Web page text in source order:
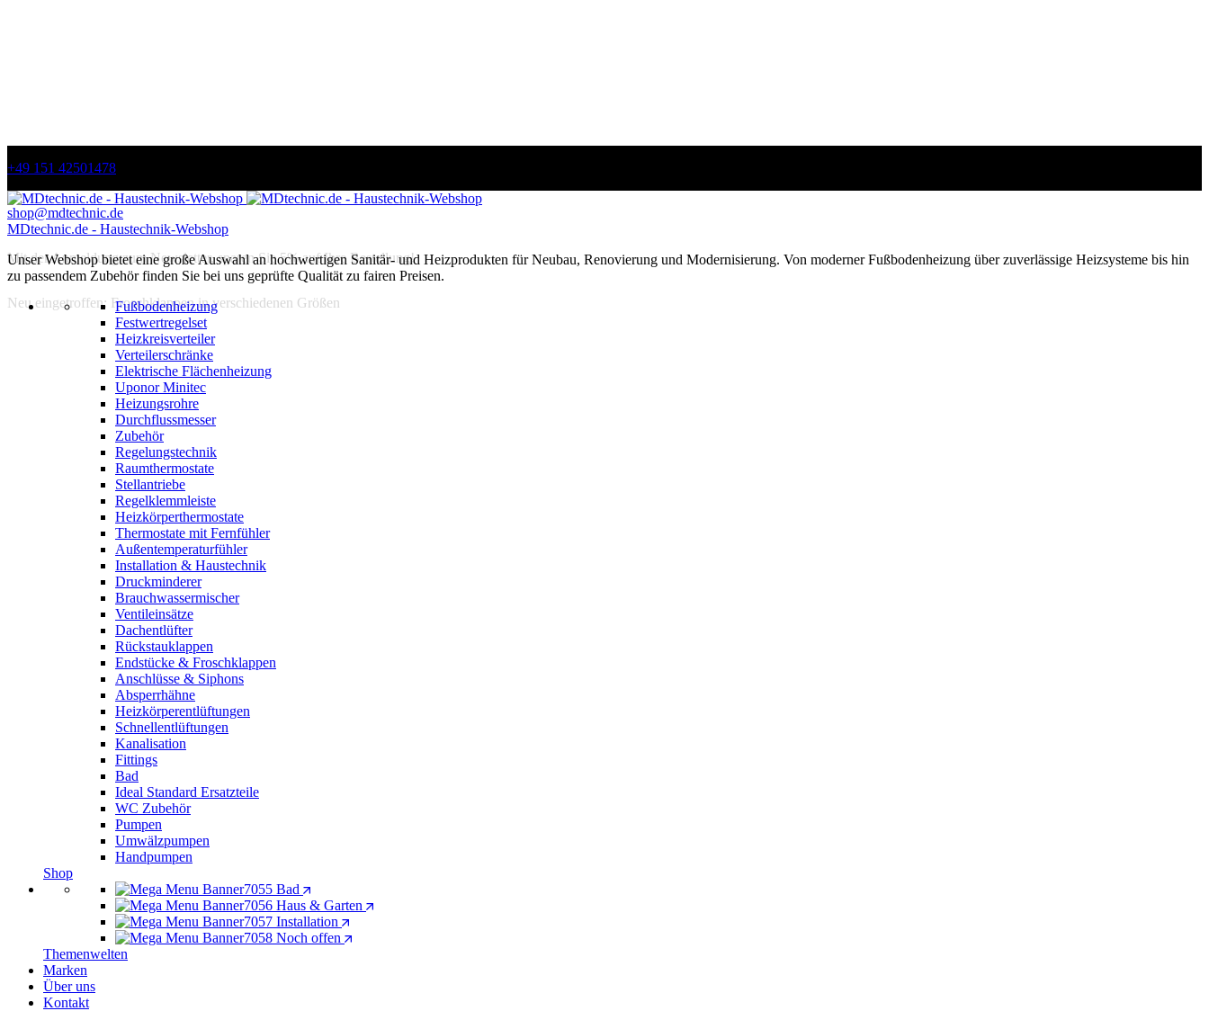
+49 151 42501478
shop@mdtechnic.de
Mit der Anmeldung zum Newsletter, sparen Sie 5% auf Ihre Bestellung!
Neu eingetroffen: Froschklappen in verschiedenen Größen
MDtechnic.de - Haustechnik-Webshop
Unser Webshop bietet eine große Auswahl an hochwertigen Sanitär- und Heizprodukten für Neubau, Renovierung und Modernisierung. Von moderner Fußbodenheizung über zuverlässige Heizsysteme bis hin
zu passendem Zubehör finden Sie bei uns geprüfte Qualität zu fairen Preisen.
Fußbodenheizung
Festwertregelset
Heizkreisverteiler
Verteilerschränke
Elektrische Flächenheizung
Uponor Minitec
Heizungsrohre
Durchflussmesser
Zubehör
Regelungstechnik
Raumthermostate
Stellantriebe
Regelklemmleiste
Heizkörperthermostate
Thermostate mit Fernfühler
Außentemperaturfühler
Installation & Haustechnik
Druckminderer
Brauchwassermischer
Ventileinsätze
Dachentlüfter
Rückstauklappen
Endstücke & Froschklappen
Anschlüsse & Siphons
Absperrhähne
Heizkörperentlüftungen
Schnellentlüftungen
Kanalisation
Fittings
Bad
Ideal Standard Ersatzteile
WC Zubehör
Pumpen
Umwälzpumpen
Handpumpen
Shop
Bad
Haus & Garten
Installation
Noch offen
Themenwelten
Marken
Über uns
Kontakt